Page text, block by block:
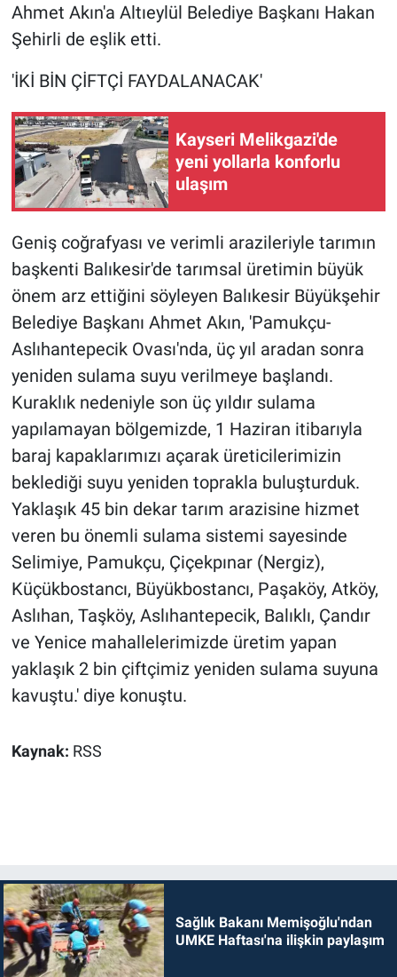
Ahmet Akın'a Altıeylül Belediye Başkanı Hakan
Şehirli de eşlik etti.
'İKİ BİN ÇİFTÇİ FAYDALANACAK'
Kayseri Melikgazi'de
yeni yollarla konforlu
ulaşım
Geniş coğrafyası ve verimli arazileriyle tarımın
başkenti Balıkesir'de tarımsal üretimin büyük
önem arz ettiğini söyleyen Balıkesir Büyükşehir
Belediye Başkanı Ahmet Akın, 'Pamukçu-
Aslıhantepecik Ovası'nda, üç yıl aradan sonra
yeniden sulama suyu verilmeye başlandı.
Kuraklık nedeniyle son üç yıldır sulama
yapılamayan bölgemizde, 1 Haziran itibarıyla
baraj kapaklarımızı açarak üreticilerimizin
beklediği suyu yeniden toprakla buluşturduk.
Yaklaşık 45 bin dekar tarım arazisine hizmet
veren bu önemli sulama sistemi sayesinde
Selimiye, Pamukçu, Çiçekpınar (Nergiz),
Küçükbostancı, Büyükbostancı, Paşaköy, Atköy,
Aslıhan, Taşköy, Aslıhantepecik, Balıklı, Çandır
ve Yenice mahallelerimizde üretim yapan
yaklaşık 2 bin çiftçimiz yeniden sulama suyuna
kavuştu.' diye konuştu.
Kaynak: RSS
Sağlık Bakanı Memişoğlu'ndan
UMKE Haftası'na ilişkin paylaşım